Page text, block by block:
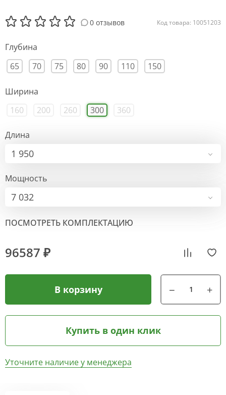
0 отзывов Код товара: 10051203
Глубина
65
70 75 80 90 110 150
Ширина
160
200 260 300 360
Длина
1 950
Мощность
7 032
ПОСМОТРЕТЬ КОМПЛЕКТАЦИЮ
96587 ₽
В корзину
Купить в один клик
Уточните наличие у менеджера